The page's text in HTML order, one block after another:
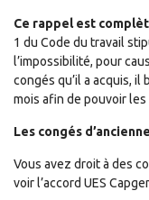
Ce rappel est
1 du Code du travail
l’impossibilité, pour
congés qu’il a acquis,
mois afin de pouvoir les
Les congés
Vous avez droit à des
voir l’accord UES